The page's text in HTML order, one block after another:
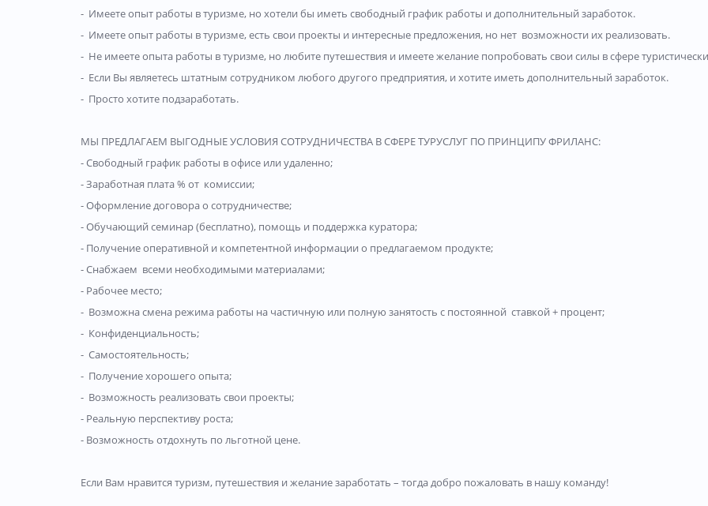
- Имеете опыт работы в туризме, но хотели бы иметь свободный график работы и дополнительный заработок.
- Имеете опыт работы в туризме, есть свои проекты и интересные предложения, но нет возможности их реализовать.
- Не имеете опыта работы в туризме, но любите путешествия и имеете желание попробовать свои силы в сфере
- Если Вы являетесь штатным сотрудником любого другого предприятия, и хотите иметь дополнительный заработок.
- Просто хотите подзаработать.
МЫ ПРЕДЛАГАЕМ ВЫГОДНЫЕ УСЛОВИЯ СОТРУДНИЧЕСТВА В СФЕРЕ ТУРУСЛУГ ПО ПРИНЦИПУ ФРИЛАНС:
- Свободный график работы в офисе или удаленно;
- Заработная плата % от комиссии;
- Оформление договора о сотрудничестве;
- Обучающий семинар (бесплатно), помощь и поддержка куратора;
- Получение оперативной и компетентной информации о предлагаемом продукте;
- Снабжаем всеми необходимыми материалами;
- Рабочее место;
- Возможна смена режима работы на частичную или полную занятость с постоянной ставкой + процент;
- Конфиденциальность;
- Самостоятельность;
- Получение хорошего опыта;
- Возможность реализовать свои проекты;
- Реальную перспективу роста;
- Возможность отдохнуть по льготной цене.
Если Вам нравится туризм, путешествия и желание заработать – тогда